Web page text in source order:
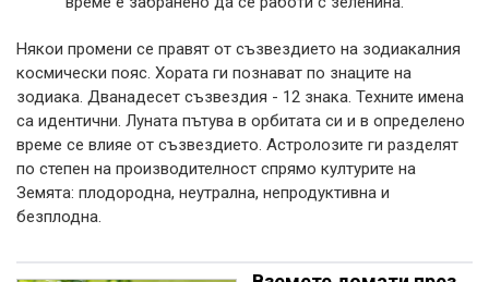
Някои промени се правят от съзвездието на зодиакалния
космически пояс. Хората ги познават по знаците на
зодиака. Дванадесет съзвездия - 12 знака. Техните имена
са идентични. Луната пътува в орбитата си и в определено
време се влияе от съзвездието. Астролозите ги разделят
по степен на производителност спрямо културите на
Земята: плодородна, неутрална, непродуктивна и
безплодна.